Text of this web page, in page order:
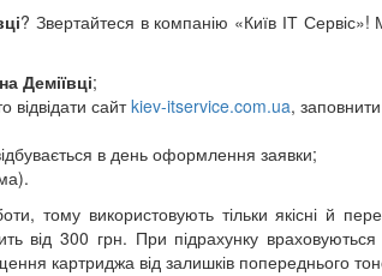
? Звертайтеся в компанію «Київ ІТ
Деміївці;
відвідати сайтkiev-itservice.com.ua,
в день оформлення заявки;
тому використовують тільки якісні й
від 300 грн. При підрахунку
картриджа від залишків попереднього